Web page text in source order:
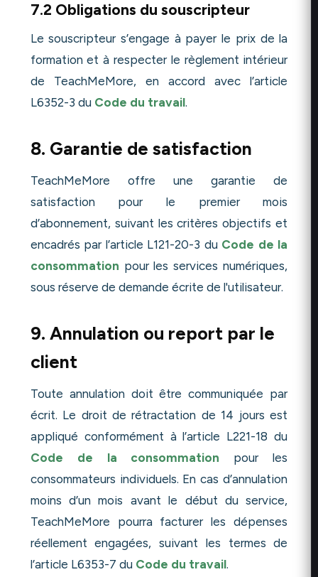
7.2 Obligations du souscripteur
Le souscripteur s’engage à payer le prix de la
formation et à respecter le règlement intérieur
de TeachMeMore, en accord avec l’article
L6352-3 du Code du travail.
8. Garantie de satisfaction
TeachMeMore offre une garantie de
satisfaction pour le premier mois
d’abonnement, suivant les critères objectifs et
encadrés par l’article L121-20-3 du Code de la
consommation pour les services numériques,
sous réserve de demande écrite de l'utilisateur.
9. Annulation ou report par le
client
Toute annulation doit être communiquée par
écrit. Le droit de rétractation de 14 jours est
appliqué conformément à l’article L221-18 du
Code de la consommation pour les
consommateurs individuels. En cas d’annulation
moins d’un mois avant le début du service,
TeachMeMore pourra facturer les dépenses
réellement engagées, suivant les termes de
l’article L6353-7 du Code du travail.